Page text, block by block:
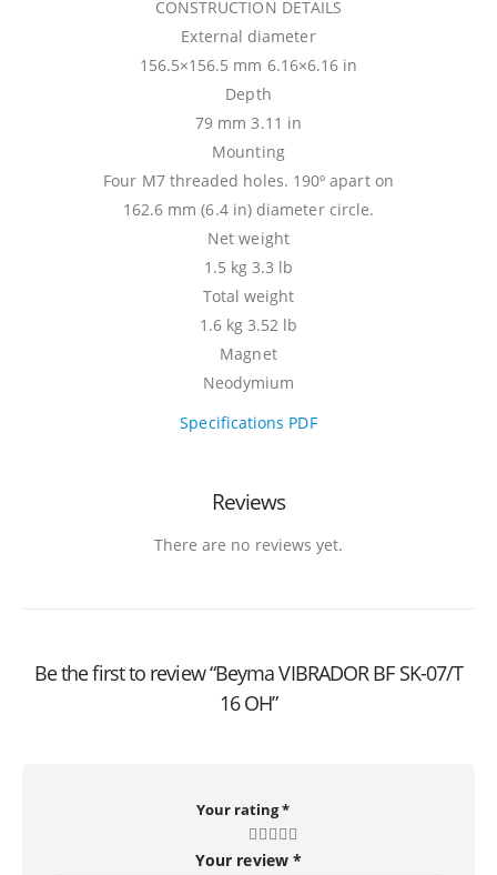
CONSTRUCTION DETAILS
External diameter
156.5×156.5 mm 6.16×6.16 in
Depth
79 mm 3.11 in
Mounting
Four M7 threaded holes. 190º apart on
162.6 mm (6.4 in) diameter circle.
Net weight
1.5 kg 3.3 lb
Total weight
1.6 kg 3.52 lb
Magnet
Neodymium
Specifications PDF
Reviews
There are no reviews yet.
Be the first to review “Beyma VIBRADOR BF SK-07/T
16 OH”
Your rating*
Your review *